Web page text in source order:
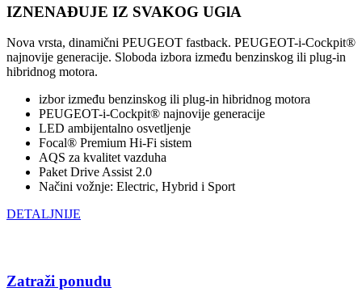
IZNENAĐUJE IZ SVAKOG UGlA
Nova vrsta, dinamični PEUGEOT fastback. PEUGEOT-i-Cockpit®
najnovije generacije. Sloboda izbora između benzinskog ili plug-in
hibridnog motora.
izbor između benzinskog ili plug-in hibridnog motora
PEUGEOT-i-Cockpit® najnovije generacije
LED ambijentalno osvetljenje
Focal® Premium Hi-Fi sistem
AQS za kvalitet vazduha
Paket Drive Assist 2.0
Načini vožnje: Electric, Hybrid i Sport
DETALJNIJE